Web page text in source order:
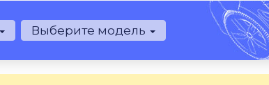
Выберите модель